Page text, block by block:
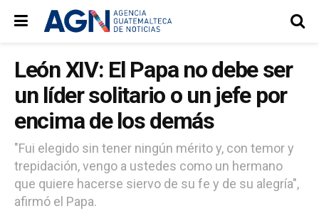
León XIV: El Papa no debe ser
un líder solitario o un jefe por
encima de los demás
"Fui elegido sin tener ningún mérito y, con temor y
trepidación, vengo a ustedes como un hermano
que quiere hacerse siervo de su fe y de su alegría",
afirmó el Papa.